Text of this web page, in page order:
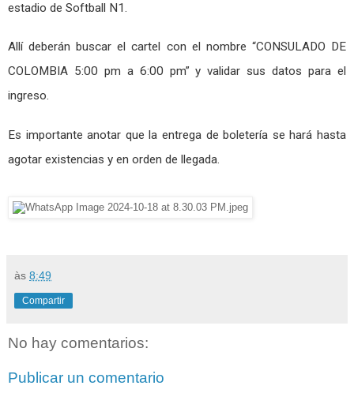
estadio de Softball N1.
Allí deberán buscar el cartel con el nombre “CONSULADO DE
COLOMBIA 5:00 pm a 6:00 pm” y validar sus datos para el
ingreso.
Es importante anotar que la entrega de boletería se hará hasta
agotar existencias y en orden de llegada.
às 8:49
Compartir
No hay comentarios:
Publicar un comentario